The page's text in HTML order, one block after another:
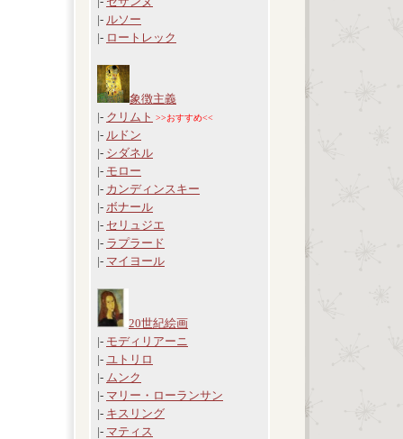
|- ルソー
|- ロートレック
象徴主義
|- クリムト >>おすすめ<<
|- ルドン
|- シダネル
|- モロー
|- カンディンスキー
|- ボナール
|- セリュジエ
|- ラプラード
|- マイヨール
20世紀絵画
|- モディリアーニ
|- ユトリロ
|- ムンク
|- マリー・ローランサン
|- キスリング
|- マティス